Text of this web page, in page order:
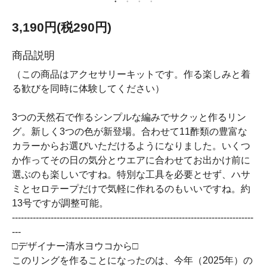
3,190円(税290円)
商品説明
（この商品はアクセサリーキットです。作る楽しみと着
る歓びを同時に体験してください）
3つの天然石で作るシンプルな編みでサクッと作るリン
グ。新しく3つの色が新登場。合わせて11酢類の豊富な
カラーからお選びいただけるようになりました。いくつ
か作ってその日の気分とウエアに合わせてお出かけ前に
選ぶのも楽しいですね。特別な工具を必要とせず、ハサ
ミとセロテープだけで気軽に作れるのもいいですね。約
13号ですが調整可能。
---------------------------------------------------------------------------------
---
□デザイナー清水ヨウコから□
このリングを作ることになったのは、今年（2025年）の